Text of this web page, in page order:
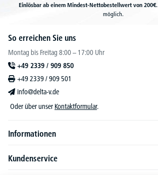
Einlösbar ab einem Mindest-Nettobestellwert von 200€.
möglich.
So erreichen Sie uns
Montag bis Freitag 8:00 – 17:00 Uhr
+49 2339 / 909 850
+49 2339 / 909 501
info@delta-v.de
Oder über unser Kontaktformular.
Informationen
Kundenservice